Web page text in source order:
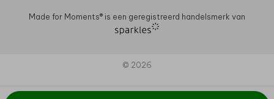
Made for Moments®️ is een geregistreerd handelsmerk van
© 2026